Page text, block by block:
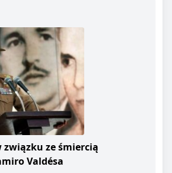
związku ze śmiercią
Valdésa